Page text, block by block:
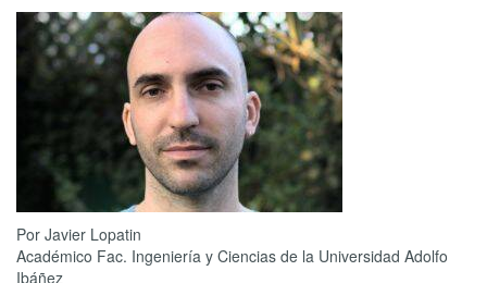
Por Javier Lopatin
Académico Fac. Ingeniería y Ciencias de la Universidad Adolfo
Ibáñez